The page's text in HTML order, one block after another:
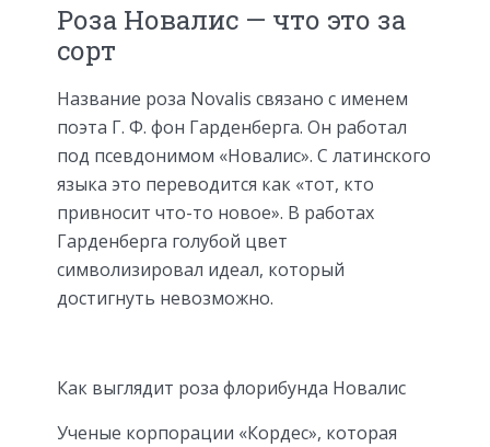
Роза Новалис — что это за
сорт
Название роза Novalis связано с именем
поэта Г. Ф. фон Гарденберга. Он работал
под псевдонимом «Новалис». С латинского
языка это переводится как «тот, кто
привносит что-то новое». В работах
Гарденберга голубой цвет
символизировал идеал, который
достигнуть невозможно.
Как выглядит роза флорибунда Новалис
Ученые корпорации «Кордес», которая